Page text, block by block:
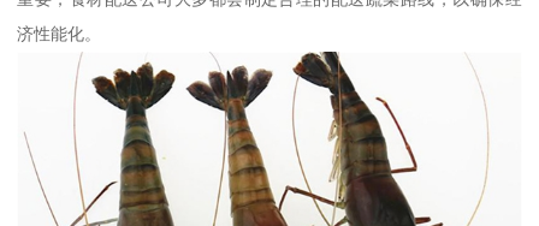
济性能化。